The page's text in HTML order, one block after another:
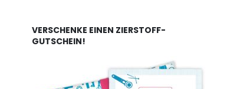
VERSCHENKE EINEN ZIERSTOFF-
GUTSCHEIN!